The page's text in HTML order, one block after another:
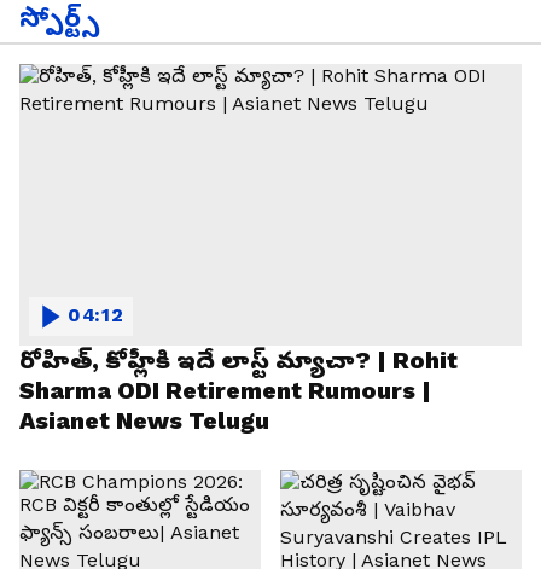
స్పోర్ట్స్
రోహిత్, కోహ్లీకి ఇదే లాస్ట్ మ్యాచా? | Rohit
Sharma ODI Retirement Rumours |
Asianet News Telugu
04:12